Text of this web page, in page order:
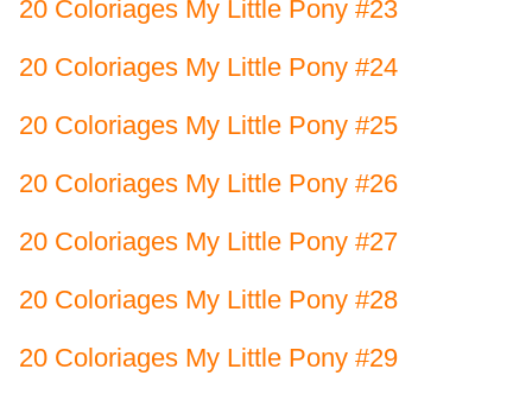
20 Coloriages My Little Pony #23
20 Coloriages My Little Pony #24
20 Coloriages My Little Pony #25
20 Coloriages My Little Pony #26
20 Coloriages My Little Pony #27
20 Coloriages My Little Pony #28
20 Coloriages My Little Pony #29